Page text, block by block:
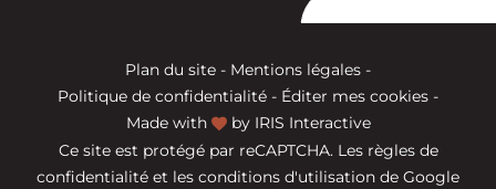
Plan du site - Mentions légales -
Politique de confidentialité - Éditer mes cookies -
Made with
by IRIS Interactive
Ce site est protégé par reCAPTCHA. Les règles de
confidentialité et les conditions d'utilisation de Google